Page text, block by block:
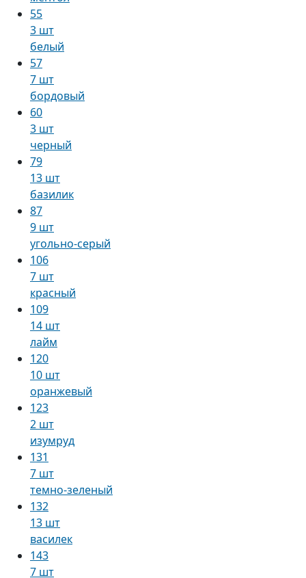
55
3 шт
белый
57
7 шт
бордовый
60
3 шт
черный
79
13 шт
базилик
87
9 шт
угольно-серый
106
7 шт
красный
109
14 шт
лайм
120
10 шт
оранжевый
123
2 шт
изумруд
131
7 шт
темно-зеленый
132
13 шт
василек
143
7 шт